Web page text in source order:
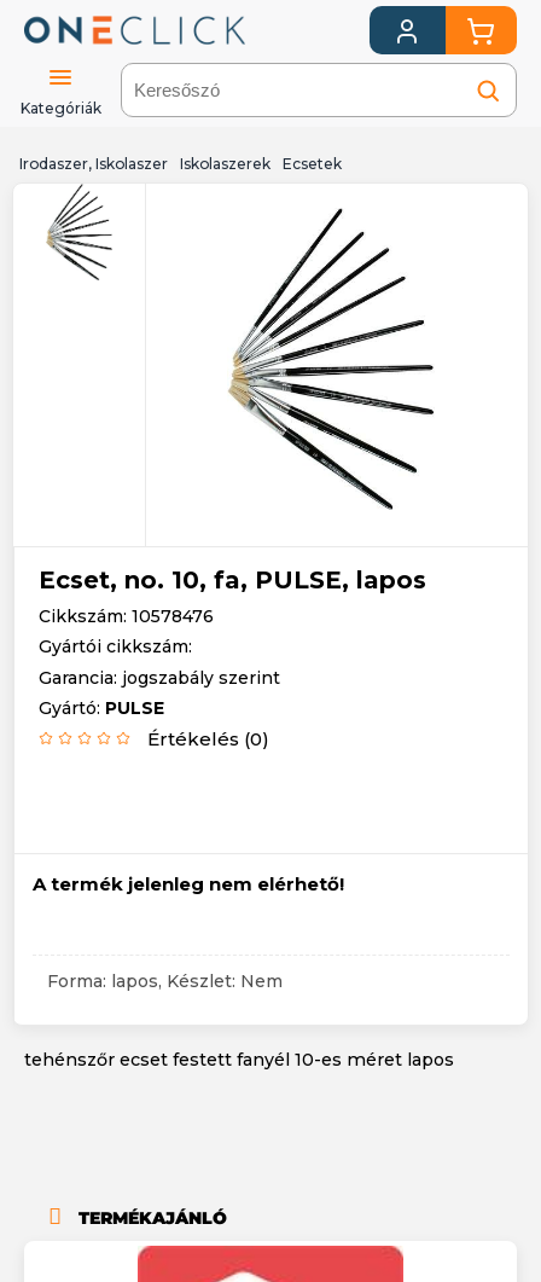
Kategóriák
Irodaszer, Iskolaszer Iskolaszerek Ecsetek
Ecset, no. 10, fa, PULSE, lapos
Cikkszám: 10578476
Gyártói cikkszám:
Garancia: jogszabály szerint
Gyártó: PULSE
Értékelés (0)
A termék jelenleg nem elérhető!
Forma: lapos, Készlet: Nem
tehénszőr ecset festett fanyél 10-es méret lapos
TERMÉKAJÁNLÓ